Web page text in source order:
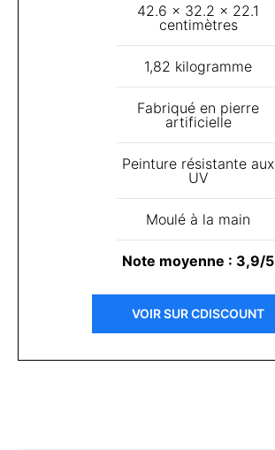
42.6 x 32.2 x 22.1
centimètres
1,82 kilogramme
Fabriqué en pierre
artificielle
Peinture résistante aux
UV
Moulé à la main
Note moyenne : 3,9/5
VOIR SUR CDISCOUNT